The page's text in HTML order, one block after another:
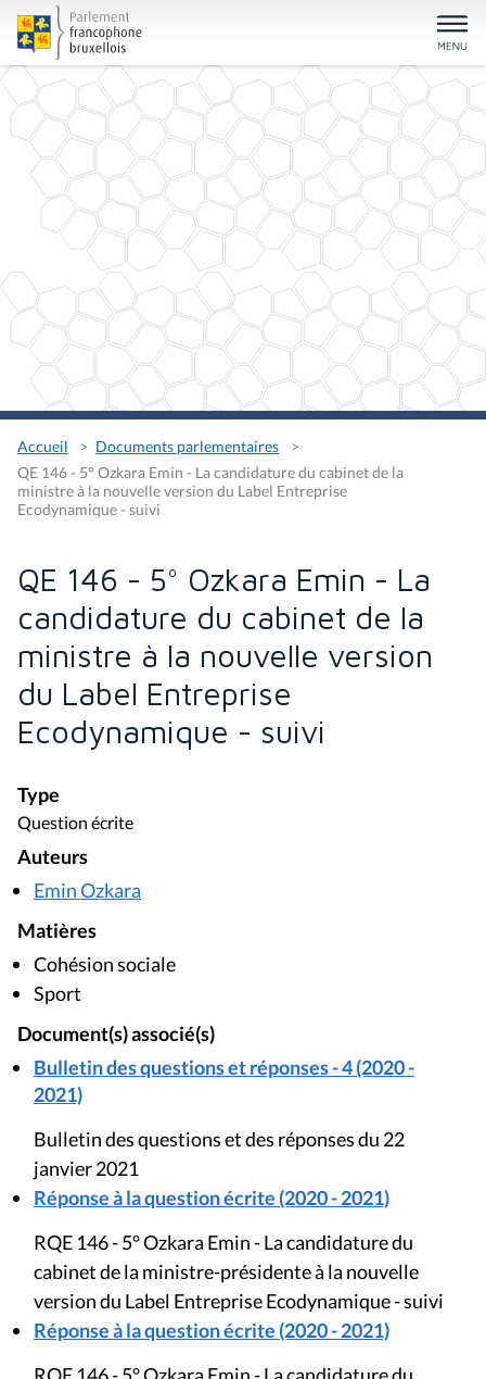
Accueil
Documents parlementaires
QE 146 - 5° Ozkara Emin - La candidature du cabinet de la
ministre à la nouvelle version du Label Entreprise
Ecodynamique - suivi
QE 146 - 5° Ozkara Emin - La
candidature du cabinet de la
ministre à la nouvelle version
du Label Entreprise
Ecodynamique - suivi
Type
Question écrite
Auteurs
Emin Ozkara
Matières
Cohésion sociale
Sport
Document(s) associé(s)
Bulletin des questions et réponses - 4 (2020 -
2021)
Bulletin des questions et des réponses du 22
janvier 2021
Réponse à la question écrite (2020 - 2021)
RQE 146 - 5° Ozkara Emin - La candidature du
cabinet de la ministre-présidente à la nouvelle
version du Label Entreprise Ecodynamique - suivi
Réponse à la question écrite (2020 - 2021)